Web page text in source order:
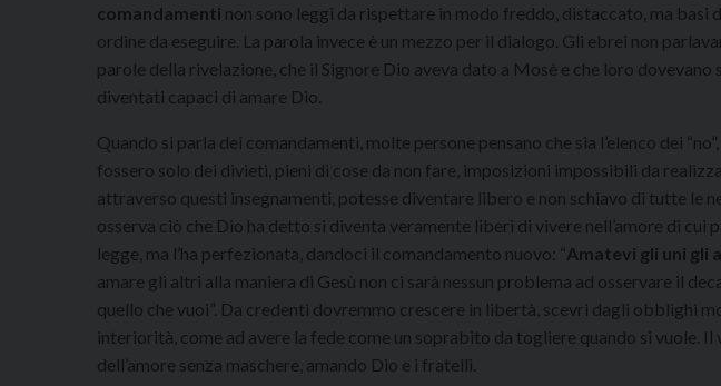
comandamenti non sono leggi da rispettare in modo freddo, distaccato, ma basi
ordine da eseguire. La parola invece è un mezzo per il dialogo. Gli ebrei non
parole della rivelazione, che il Signore Dio aveva dato a Mosè e che loro
diventati capaci di amare Dio.
Quando si parla dei comandamenti, molte persone pensano che sia l’elenco dei
fossero solo dei divieti, pieni di cose da non fare, imposizioni impossibili da
attraverso questi insegnamenti, potesse diventare libero e non schiavo di tutte le
osserva ciò che Dio ha detto si diventa veramente liberi di vivere nell’amore di cui
legge, ma l’ha perfezionata, dandoci il comandamento nuovo: “Amatevi gli uni gli
amare gli altri alla maniera di Gesù non ci sarà nessun problema ad osservare il
quello che vuoi”. Da credenti dovremmo crescere in libertà, scevri dagli obblighi
interiorità, come ad avere la fede come un soprabito da togliere quando si vuole.
dell’amore senza maschere, amando Dio e i fratelli.